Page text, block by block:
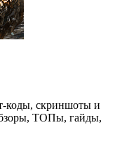
коды, скриншоты и
ТОПы, гайды,